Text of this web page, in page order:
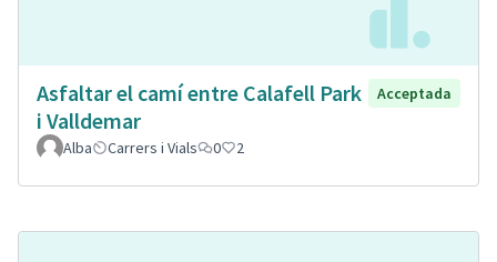
Asfaltar el camí entre Calafell Park
i Valldemar
Acceptada
Alba Carrers i Vials 0 2